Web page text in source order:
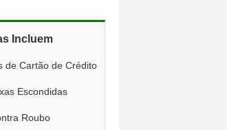
Incluem
de Cartão de Crédito
Escondidas
Roubo